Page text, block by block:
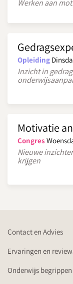
Werken aan
Opleiding
Inzicht in
Motivatie
Congres
Nieuwe
krijgen
Contact en Advies
Ervaringen en
Onderwijs begrippen